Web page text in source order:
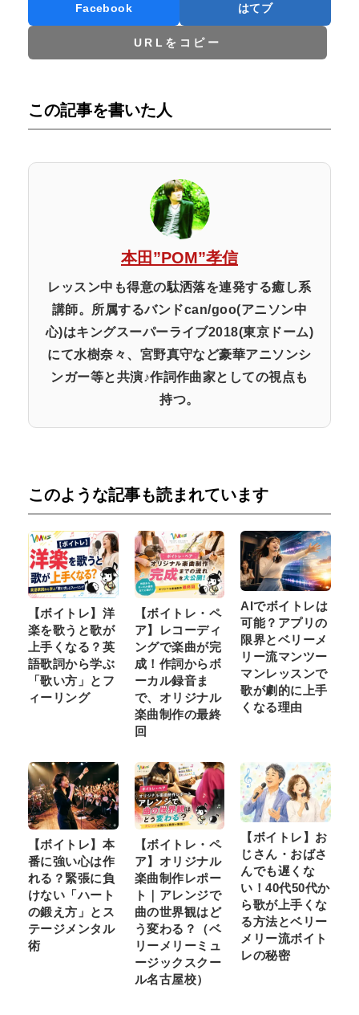
Facebook はてブ
URLをコピー
この記事を書いた人
本田”POM”孝信
レッスン中も得意の駄洒落を連発する癒し系
講師。所属するバンドcan/goo(アニソン中
心)はキングスーパーライブ2018(東京ドーム)
にて水樹奈々、宮野真守など豪華アニソンシ
ンガー等と共演♪作詞作曲家としての視点も
持つ。
このような記事も読まれています
【ボイトレ】洋
楽を歌うと歌が
上手くなる？英
語歌詞から学ぶ
「歌い方」とフ
ィーリング
【ボイトレ・ペ
ア】レコーディ
ングで楽曲が完
成！作詞からボ
ーカル録音ま
で、オリジナル
楽曲制作の最終
回
AIでボイトレは
可能？アプリの
限界とベリーメ
リー流マンツー
マンレッスンで
歌が劇的に上手
くなる理由
【ボイトレ】本
番に強い心は作
れる？緊張に負
けない「ハート
の鍛え方」とス
テージメンタル
術
【ボイトレ・ペ
ア】オリジナル
楽曲制作レポー
ト｜アレンジで
曲の世界観はど
う変わる？（ベ
リーメリーミュ
ージックスクー
ル名古屋校）
【ボイトレ】お
じさん・おばさ
んでも遅くな
い！40代50代か
ら歌が上手くな
る方法とベリー
メリー流ボイト
レの秘密